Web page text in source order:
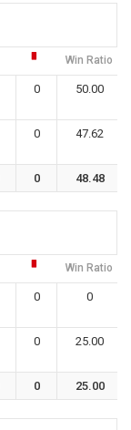
Win Ratio
0 50.00
0 47.62
0 48.48
Win Ratio
0 0
0 25.00
0 25.00